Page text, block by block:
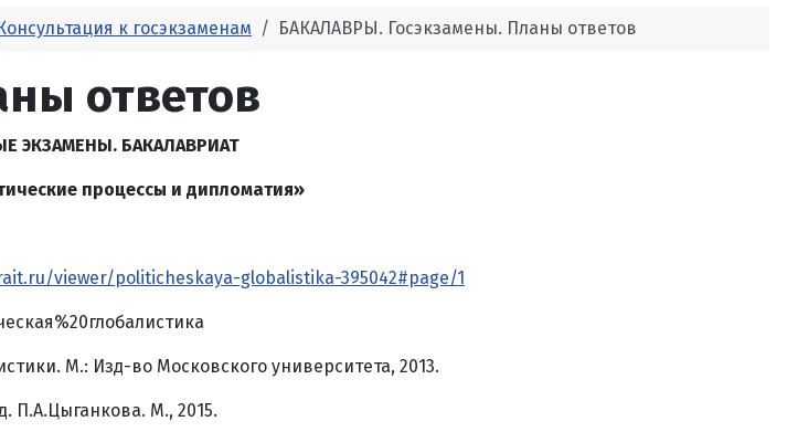
к госэкзаменам БАКАЛАВРЫ. Госэкзамены. Планы ответов
ответов
ЭКЗАМЕНЫ. БАКАЛАВРИАТ
процессы и дипломатия»
viewer/politicheskaya-globalistika-395042#page/1
М.: Изд-во Московского университета, 2013.
П.А.Цыганкова. М., 2015.